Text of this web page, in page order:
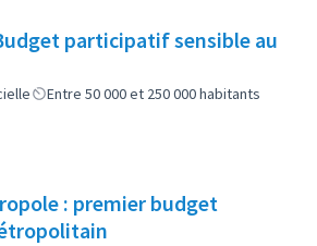
participatif sensible au
Entre 50 000 et 250 000 habitants
: premier budget